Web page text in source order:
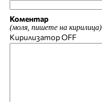
Коментар
(моля, пишете на кирилица)
КирилизаторOFF